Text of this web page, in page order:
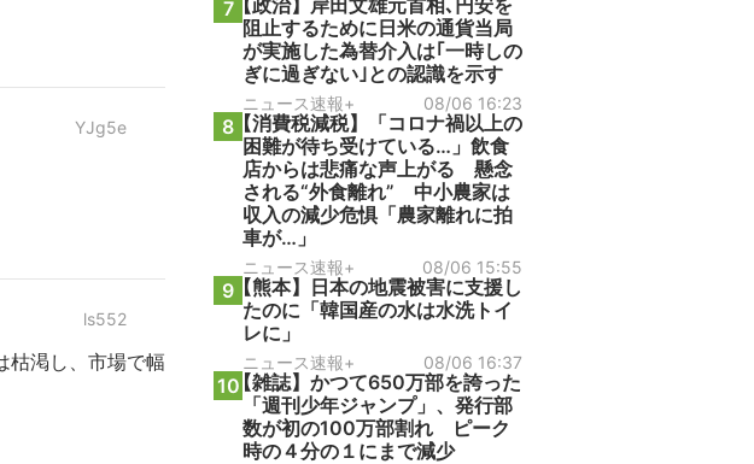
YJg5e
ls552
枯渇し、市場で幅
7【政治】岸田文雄元首相､円安を
阻止するために日米の通貨当局
が実施した為替介入は｢一時しの
ぎに過ぎない｣との認識を示す
ニュース速報+ 08/06 16:23
8【消費税減税】「コロナ禍以上の
困難が待ち受けている…」飲食
店からは悲痛な声上がる 懸念
される“外食離れ” 中小農家は
収入の減少危惧「農家離れに拍
車が…」
ニュース速報+ 08/06 15:55
9【熊本】日本の地震被害に支援し
たのに「韓国産の水は水洗トイ
レに」
ニュース速報+ 08/06 16:37
10【雑誌】かつて650万部を誇った
「週刊少年ジャンプ」、発行部
数が初の100万部割れ ピーク
時の４分の１にまで減少